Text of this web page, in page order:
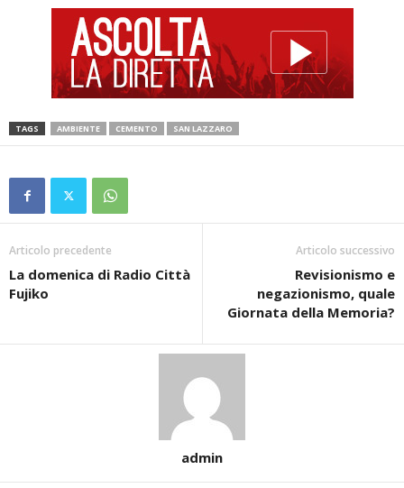
TAGS AMBIENTE CEMENTO SAN LAZZARO
Articolo precedente
La domenica di Radio Città
Fujiko
Articolo successivo
Revisionismo e
negazionismo, quale
Giornata della Memoria?
admin